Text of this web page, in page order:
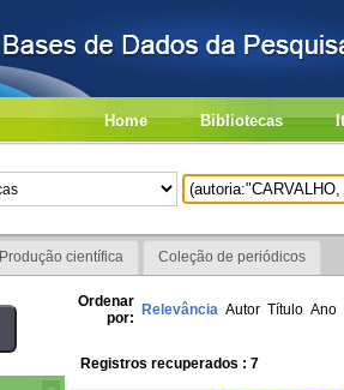
Home Bibliotecas
Produção científica Coleção de periódicos
Ordenar
por: Relevância Autor Título Ano
Registros recuperados : 7